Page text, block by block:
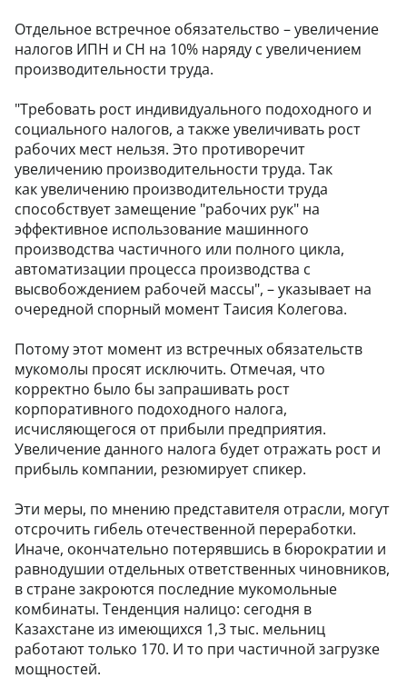
Отдельное встречное обязательство – увеличение
налогов ИПН и СН на 10% наряду с увеличением
производительности труда.
"Требовать рост индивидуального подоходного и
социального налогов, а также увеличивать рост
рабочих мест нельзя. Это противоречит
увеличению производительности труда. Так
как увеличению производительности труда
способствует замещение "рабочих рук" на
эффективное использование машинного
производства частичного или полного цикла,
автоматизации процесса производства с
высвобождением рабочей массы", – указывает на
очередной спорный момент Таисия Колегова.
Потому этот момент из встречных обязательств
мукомолы просят исключить. Отмечая, что
корректно было бы запрашивать рост
корпоративного подоходного налога,
исчисляющегося от прибыли предприятия.
Увеличение данного налога будет отражать рост и
прибыль компании, резюмирует спикер.
Эти меры, по мнению представителя отрасли, могут
отсрочить гибель отечественной переработки.
Иначе, окончательно потерявшись в бюрократии и
равнодушии отдельных ответственных чиновников,
в стране закроются последние мукомольные
комбинаты. Тенденция налицо: сегодня в
Казахстане из имеющихся 1,3 тыс. мельниц
работают только 170. И то при частичной загрузке
мощностей.